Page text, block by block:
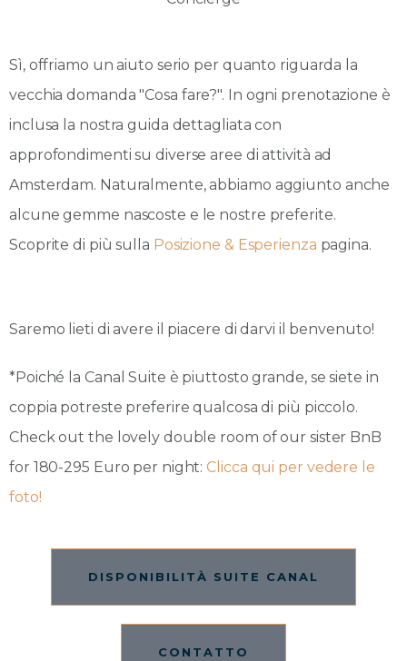
Sì, offriamo un aiuto serio per quanto riguarda la
vecchia domanda "Cosa fare?". In ogni prenotazione è
inclusa la nostra guida dettagliata con
approfondimenti su diverse aree di attività ad
Amsterdam. Naturalmente, abbiamo aggiunto anche
alcune gemme nascoste e le nostre preferite.
Scoprite di più sulla Posizione & Esperienza pagina.
Saremo lieti di avere il piacere di darvi il benvenuto!
*Poiché la Canal Suite è piuttosto grande, se siete in
coppia potreste preferire qualcosa di più piccolo.
Check out the lovely double room of our sister BnB
for 180-295 Euro per night: Clicca qui per vedere le
foto!
DISPONIBILITÀ SUITE CANAL
CONTATTO